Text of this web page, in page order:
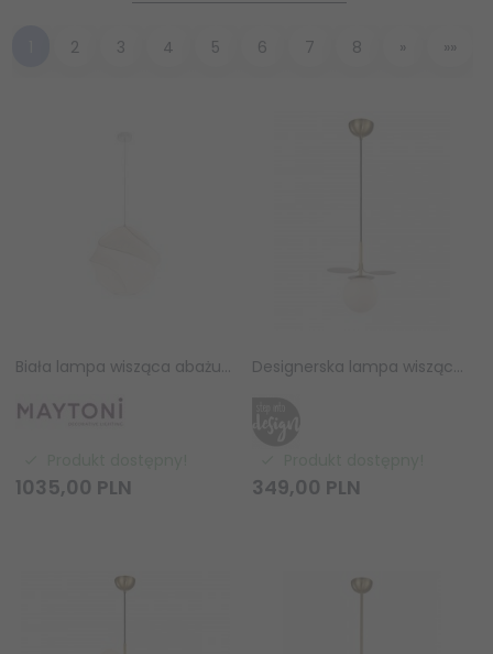
2 3 4 5 6 7 8 » »»
Biała lampa wisząca abażurowa okrągła designerska Maytoni Bloom MOD531PL-01W1
1035,00 PLN
Designerska lampa wisząca CHIC ST-DL-2969P1 Step Into Design złota biała obręcz białe kuliste klosze do salonu jadalniana
349,00 PLN